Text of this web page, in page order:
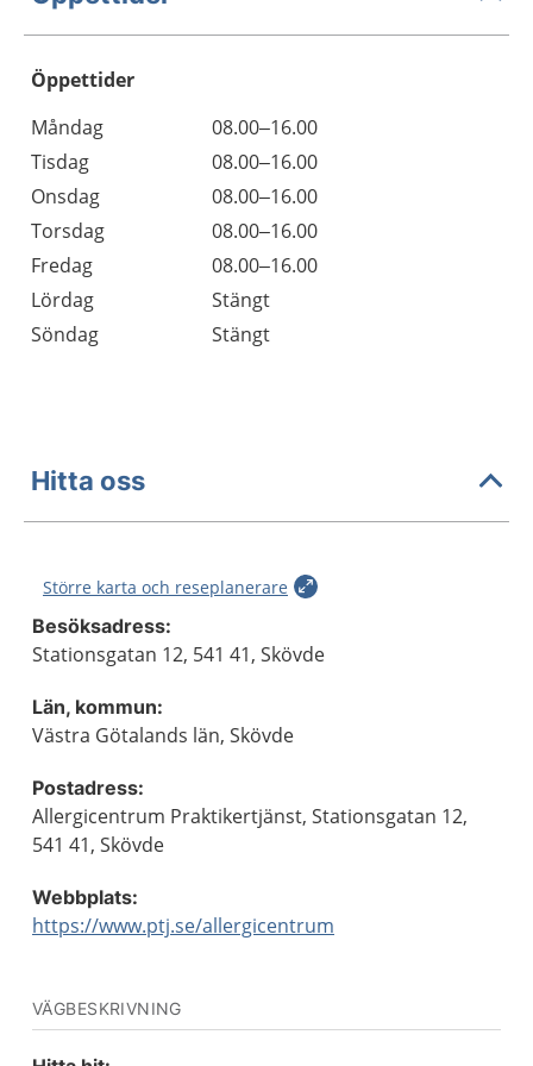
Öppettider
Dag
Öppettider
Kommentarer
Måndag
08.00–16.00
Tisdag
08.00–16.00
Onsdag
08.00–16.00
Torsdag
08.00–16.00
Fredag
08.00–16.00
Lördag
Stängt
Söndag
Stängt
Hitta oss
Större karta och reseplanerare
Besöksadress:
Stationsgatan 12, 541 41, Skövde
Län, kommun:
Västra Götalands län, Skövde
Postadress:
Allergicentrum Praktikertjänst, Stationsgatan 12,
541 41, Skövde
Webbplats:
https://www.ptj.se/allergicentrum
VÄGBESKRIVNING